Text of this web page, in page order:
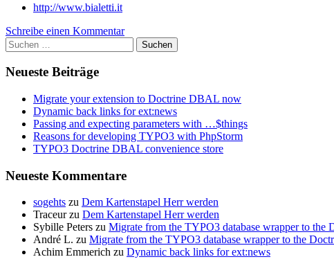
http://www.bialetti.it
Schreibe einen Kommentar
Suchen
nach:
Neueste Beiträge
Migrate your extension to Doctrine DBAL now
Dynamic back links for ext:news
Passing and expecting parameters with …$things
Reasons for developing TYPO3 with PhpStorm
TYPO3 Doctrine DBAL convenience store
Neueste Kommentare
sogehts zu Dem Kartenstapel Herr werden
Traceurzu Dem Kartenstapel Herr werden
Sybille Peters zu Migrate from the TYPO3 database wrapper to the
André L. zu Migrate from the TYPO3 database wrapper to the
Achim Emmerich zu Dynamic back links for ext:news